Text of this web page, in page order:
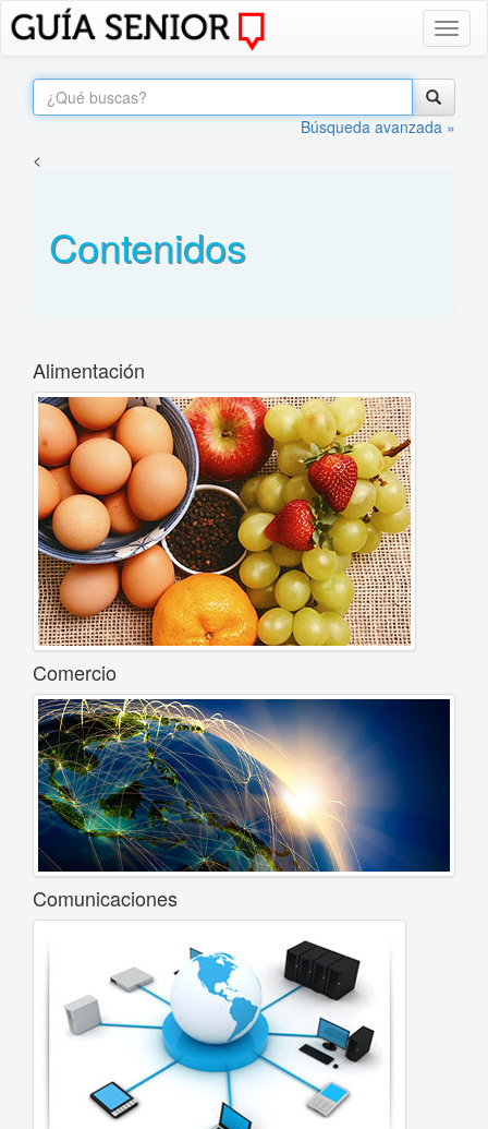
Búsqueda avanzada »
<
Contenidos
Alimentación
Comercio
Comunicaciones